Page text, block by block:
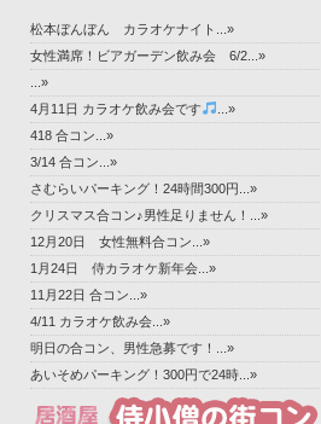
松本ぼんぼん カラオケナイト...»
女性満席！ビアガーデン飲み会 6/2...»
...»
4月11日 カラオケ飲み会です
...»
418 合コン...»
3/14 合コン...»
さむらいパーキング！24時間300円...»
クリスマス合コン♪男性足りません！...»
12月20日 女性無料合コン...»
1月24日 侍カラオケ新年会...»
11月22日 合コン...»
4/11 カラオケ飲み会...»
明日の合コン、男性急募です！...»
あいそめパーキング！300円で24時...»